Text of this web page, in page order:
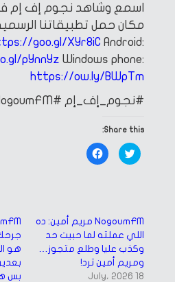
اسمع وشاهد نجوم إف إم
مكان حمل تطبيقاتنا
goo.gl/XYr8iC Android:
pYnnYz Windows phone:
https://ow.ly/BWpTm
#نجوم_إف_إم #NogoumFM
Share this:
Click
to
share
window)
Click
to
window)
هو
بس
NogoumFM مريم أمين: ده
اللي عملته لما حبيت حد
وكذب عليا وطلع متجوز…
ومريم أمين ترد!
18 July، 2026